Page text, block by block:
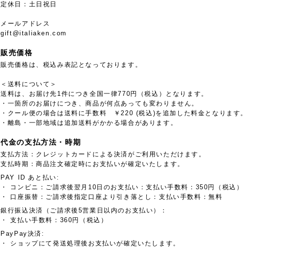
定休日：土日祝日
メールアドレス
gift@italiaken.com
販売価格
販売価格は、税込み表記となっております。
＜送料について＞
送料は、お届け先1件につき全国一律770円（税込）となります。
・一箇所のお届けにつき、商品が何点あっても変わりません。
・クール便の場合は送料に手数料 ￥220 (税込)を追加した料金となります。
・離島・一部地域は追加送料がかかる場合があります。
代金の支払方法・時期
支払方法：クレジットカードによる決済がご利用いただけます。
支払時期：商品注文確定時にお支払いが確定いたします。
PAY ID あと払い:
・ コンビニ：ご請求後翌月10日のお支払い：支払い手数料：350円（税込）
・ 口座振替：ご請求後指定口座より引き落とし：支払い手数料：無料
銀行振込決済（ご請求後5営業日以内のお支払い）：
・ 支払い手数料：360円（税込）
PayPay決済:
・ ショップにて発送処理後お支払いが確定いたします。